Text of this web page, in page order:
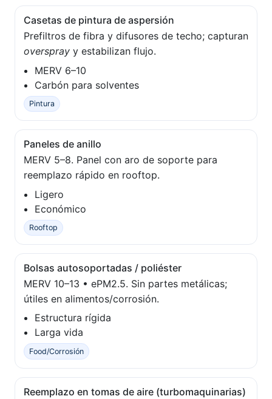
Casetas de pintura de aspersión
Prefiltros de fibra y difusores de techo; capturan
overspray y estabilizan flujo.
MERV 6–10
Carbón para solventes
Pintura
Paneles de anillo
MERV 5–8. Panel con aro de soporte para
reemplazo rápido en rooftop.
Ligero
Económico
Rooftop
Bolsas autosoportadas / poliéster
MERV 10–13 • ePM2.5. Sin partes metálicas;
útiles en alimentos/corrosión.
Estructura rígida
Larga vida
Food/Corrosión
Reemplazo en tomas de aire (turbomaquinarias)